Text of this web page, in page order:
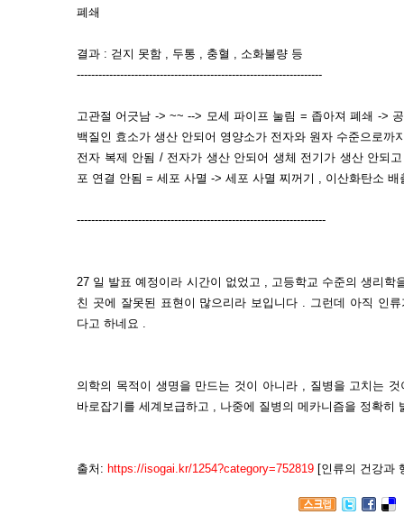
폐쇄
결과 : 걷지 못함 , 두통 , 충혈 , 소화불량 등
--------------------------------------------------------------------
고관절 어긋남 -> ~~ --> 모세 파이프 눌림 = 좁아져 폐쇄 ->
백질인 효소가 생산 안되어 영양소가 전자와 원자 수준으로까
전자 복제 안됨 / 전자가 생산 안되어 생체 전기가 생산 안되
포 연결 안됨 = 세포 사멸 -> 세포 사멸 찌꺼기 , 이산화탄소
---------------------------------------------------------------------
27 일 발표 예정이라 시간이 없었고 , 고등학교 수준의 생리학
친 곳에 잘못된 표현이 많으리라 보입니다 . 그런데 아직 인
다고 하네요 .
의학의 목적이 생명을 만드는 것이 아니라 , 질병을 고치는
바로잡기를 세계보급하고 , 나중에 질병의 메카니즘을 정확히
출처: https://isogai.kr/1254?category=752819 [인류의 건강과